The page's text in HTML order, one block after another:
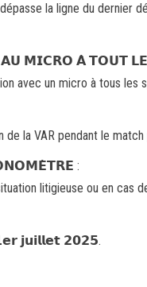
la ligne du dernier
𝗠𝗜𝗖𝗥𝗢 𝗔̀ 𝗧𝗢𝗨𝗧
avec un micro à tous les
la VAR pendant le
:
litigieuse ou en
𝗷𝘂𝗶𝗹𝗹𝗲𝘁 𝟮𝟬𝟮𝟱.